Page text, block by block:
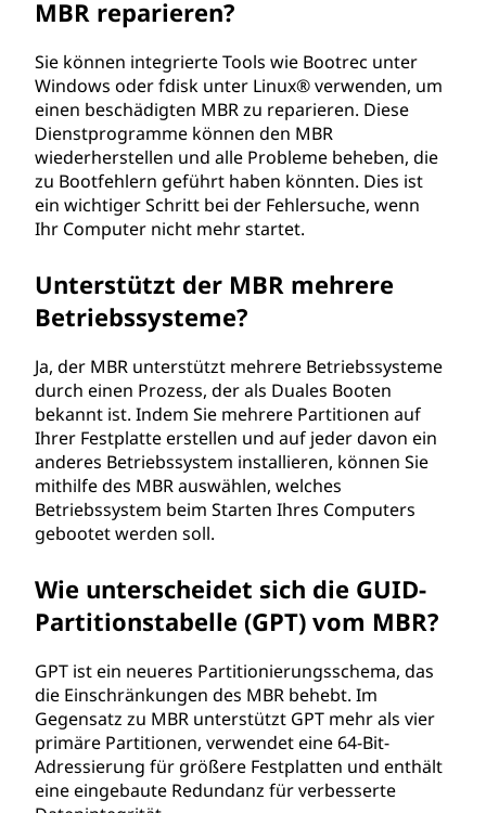
MBR reparieren?
Sie können integrierte Tools wie Bootrec unter
Windows oder fdisk unter Linux® verwenden, um
einen beschädigten MBR zu reparieren. Diese
Dienstprogramme können den MBR
wiederherstellen und alle Probleme beheben, die
zu Bootfehlern geführt haben könnten. Dies ist
ein wichtiger Schritt bei der Fehlersuche, wenn
Ihr Computer nicht mehr startet.
Unterstützt der MBR mehrere
Betriebssysteme?
Ja, der MBR unterstützt mehrere Betriebssysteme
durch einen Prozess, der als Duales Booten
bekannt ist. Indem Sie mehrere Partitionen auf
Ihrer Festplatte erstellen und auf jeder davon ein
anderes Betriebssystem installieren, können Sie
mithilfe des MBR auswählen, welches
Betriebssystem beim Starten Ihres Computers
gebootet werden soll.
Wie unterscheidet sich die GUID-
Partitionstabelle (GPT) vom MBR?
GPT ist ein neueres Partitionierungsschema, das
die Einschränkungen des MBR behebt. Im
Gegensatz zu MBR unterstützt GPT mehr als vier
primäre Partitionen, verwendet eine 64-Bit-
Adressierung für größere Festplatten und enthält
eine eingebaute Redundanz für verbesserte